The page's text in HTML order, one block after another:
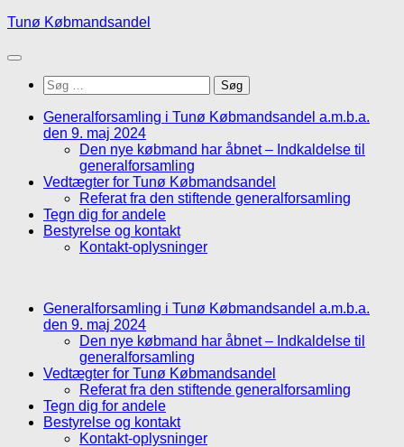
Skip
content
Tunø Købmandsandel
Søg
efter:
Generalforsamling i Tunø Købmandsandel a.m.b.a.
den 9. maj 2024
Den nye købmand har åbnet – Indkaldelse til
generalforsamling
Vedtægter for Tunø Købmandsandel
Referat fra den stiftende generalforsamling
Tegn dig for andele
Bestyrelse og kontakt
Kontakt-oplysninger
Generalforsamling i Tunø Købmandsandel a.m.b.a.
den 9. maj 2024
Den nye købmand har åbnet – Indkaldelse til
generalforsamling
Vedtægter for Tunø Købmandsandel
Referat fra den stiftende generalforsamling
Tegn dig for andele
Bestyrelse og kontakt
Kontakt-oplysninger